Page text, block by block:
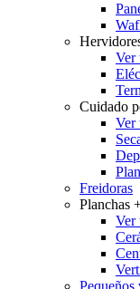
Ver
Cuidado
Ver
Freidoras
Planchas
Ver
Pequeños